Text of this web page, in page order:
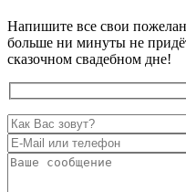
Напишите все свои
больше ни минуты не
сказочном свадебном дне!